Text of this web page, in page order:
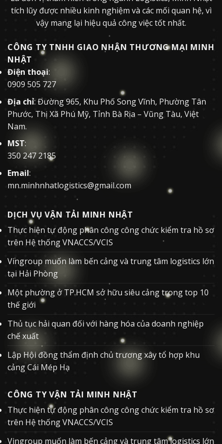
tích lũy được nhiều kinh nghiệm và các mối quan hệ, vì
vậy mang lại hiệu quả công việc tốt nhất.
CÔNG TY TNHH GIAO NHẬN THƯƠNG MẠI MINH
NHẬT
Điện thoại:
0909 505 727
Địa chỉ: Đường 965, Khu Phố Song Vĩnh, Phường Tân
Phước, Thị Xã Phú Mỹ, Tỉnh Bà Rịa – Vũng Tàu, Việt
Nam.
MST:
350 247 2185
Email:
mn.minhnhatlogistics@gmail.com
DỊCH VỤ VẬN TẢI MINH NHẬT
Thực hiện tự động phân công công chức kiểm tra hồ sơ
trên Hệ thống VNACCS/VCIS
Vingroup muốn làm bến cảng và trung tâm logistics lớn
tại Hải Phòng
Một phường ở TP.HCM sở hữu siêu cảng trong top 10
thế giới
Thủ tục hải quan đối với hàng hóa của doanh nghiệp
chế xuất
Lập Hội đồng thẩm định chủ trương xây tổ hợp khu
cảng Cái Mép Hạ
CÔNG TY VẬN TẢI MINH NHẬT
Thực hiện tự động phân công công chức kiểm tra hồ sơ
trên Hệ thống VNACCS/VCIS
Vingroup muốn làm bến cảng và trung tâm logistics lớn